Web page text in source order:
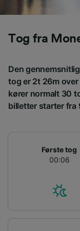
Tog fra
Den
tog er 2t 26m
kører normalt 30
billetter starter fra
Første tog
00:06
Vi og vores
levere:
enhed.
tjenester.